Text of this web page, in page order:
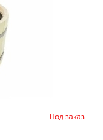
Под заказ